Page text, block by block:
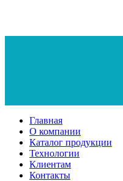
Главная
О компании
Каталог продукции
Технологии
Клиентам
Контакты